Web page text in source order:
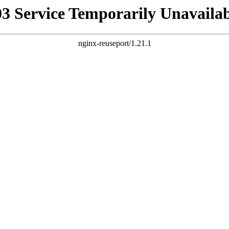
Service Temporarily
nginx-reuseport/1.21.1